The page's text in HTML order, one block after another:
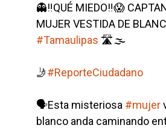
👻‼QUÉ MIEDO‼😱
MUJER VESTIDA DE
#Tamaulipas 🛣️🌫️
🤳#ReporteCiudadano
🗣Esta misteriosa #mujer
blanco anda caminando